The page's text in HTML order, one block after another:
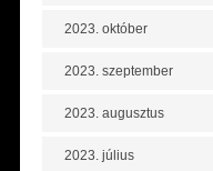
2023. október
2023. szeptember
2023. augusztus
2023. július